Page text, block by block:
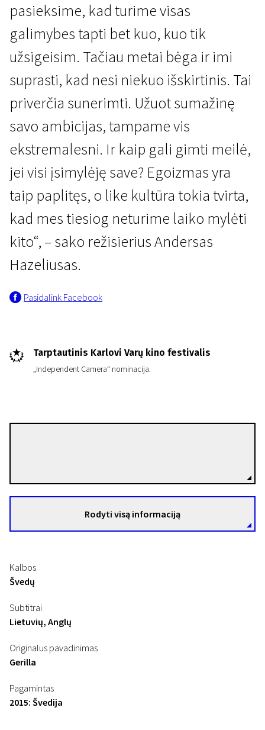
pasieksime, kad turime visas
galimybes tapti bet kuo, kuo tik
užsigeisim. Tačiau metai bėga ir imi
suprasti, kad nesi niekuo išskirtinis. Tai
priverčia sunerimti. Užuot sumažinę
savo ambicijas, tampame vis
ekstremalesni. Ir kaip gali gimti meilė,
jei visi įsimylėję save? Egoizmas yra
taip paplitęs, o like kultūra tokia tvirta,
kad mes tiesiog neturime laiko mylėti
kito“, – sako režisierius Andersas
Hazeliusas.
Pasidalink Facebook
Tarptautinis Karlovi Varų kino festivalis
„Independent Camera“ nominacija.
Rodyti visą informaciją
Kalbos
Švedų
Subtitrai
Lietuvių, Anglų
Originalus pavadinimas
Gerilla
Pagamintas
2015: Švedija